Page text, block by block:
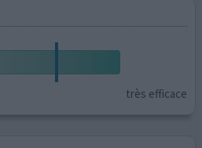
très efficace